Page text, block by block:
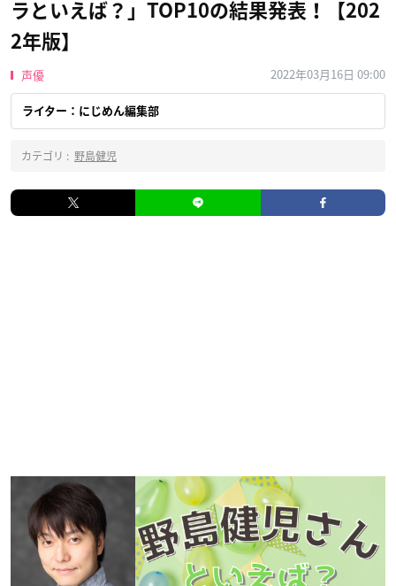
ラといえば？」TOP10の結果発表！【202
2年版】
声優 2022年03月16日 09:00
ライター：にじめん編集部
カテゴリ : 野島健児